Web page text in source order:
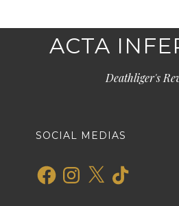
ACTA
Deathliger's
SOCIAL MEDIAS
FacebookInstagram
X TikTok